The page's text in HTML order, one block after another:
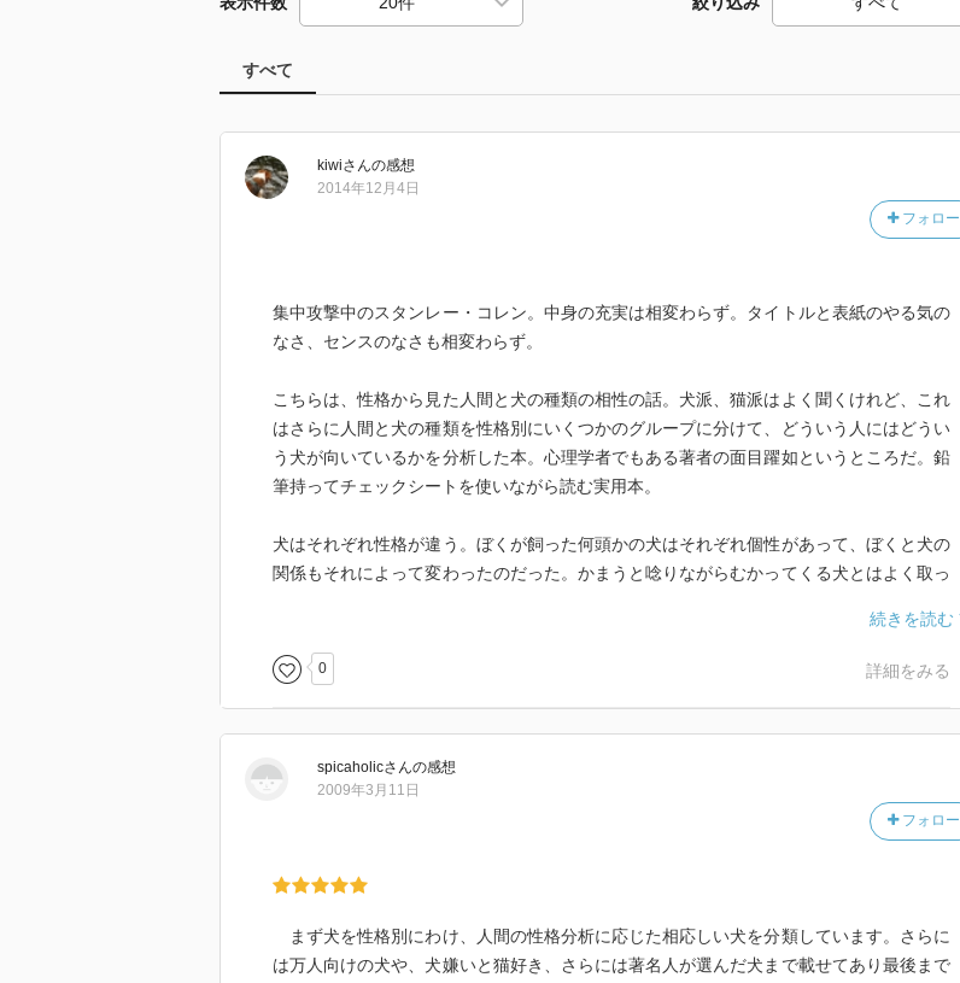
すべて
kiwiさんの感想
フォロー
2014年12月4日
集中攻撃中のスタンレー・コレン。中身の充実は相変わらず。タイトルと表紙のやる気の
なさ、センスのなさも相変わらず。
こちらは、性格から見た人間と犬の種類の相性の話。犬派、猫派はよく聞くけれど、これ
はさらに人間と犬の種類を性格別にいくつかのグループに分けて、どういう人にはどうい
う犬が向いているかを分析した本。心理学者でもある著者の面目躍如というところだ。鉛
筆持ってチェックシートを使いながら読む実用本。
犬はそれぞれ性格が違う。ぼくが飼った何頭かの犬はそれぞれ個性があって、ぼくと犬の
関係もそれによって変わったのだった。かまうと唸りながらむかってくる犬とはよく取っ
い）、大人しくて寝てばっかりいる犬とはずっと静かな関係だった。活発でいうことをよ
く聞く犬とはあちこち連れ立って遊びに行った。もちろん同じ種類でもそれぞれ個性はあ
るけれど（飼っていた一頭は叔父の家に兄弟犬が3頭いて、それぞれ全然性格が違ってい
れぞれ得がたい思い出だ。
0 詳細をみる
spicaholicさんの感想
フォロー
2009年3月11日
まず犬を性格別にわけ、人間の性格分析に応じた相応しい犬を分類しています。さらに
は万人向けの犬や、犬嫌いと猫好き、さらには著名人が選んだ犬まで載せてあり最後まで